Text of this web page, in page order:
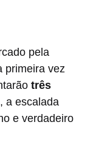
pela
primeira vez
três
, a escalada
e verdadeiro